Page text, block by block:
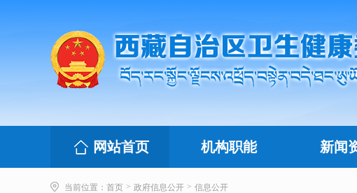
网站首页 机构职能 新闻
当前位置： 首页 > 政府信息公开 > 信息公开